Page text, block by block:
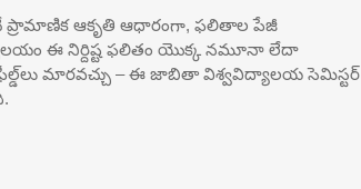
ప్రామాణిక ఆకృతి ఆధారంగా, ఫలితాల పేజీ
ఈ నిర్దిష్ట ఫలితం యొక్క నమూనా లేదా
ఫీల్డ్‌లు మారవచ్చు – ఈ జాబితా విశ్వవిద్యాలయ సెమిస్టర్